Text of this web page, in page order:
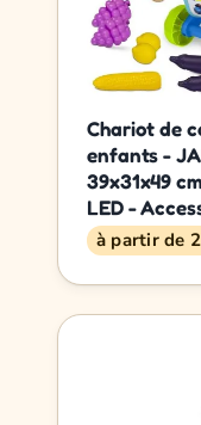
Chariot de
enfants -
39x31x49
LED -
à partir de